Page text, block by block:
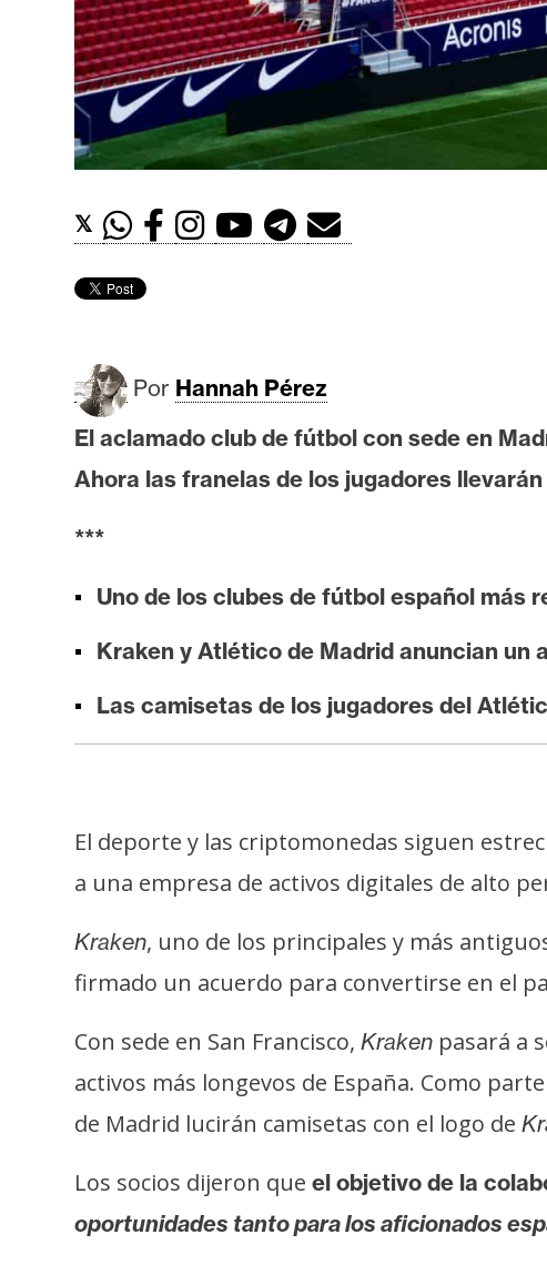
t
h
e
r
e
u
I
A
n
á
l
s
s
o
t
d
e
P
e
n
a
T
m
s
𝕏
Por Hannah Pérez
El aclamado club de fútbol con sede en
Ahora las franelas de los jugadores
***
Uno de los clubes de fútbol español más
Kraken y Atlético de Madrid anuncian un
Las camisetas de los jugadores del
El deporte y las criptomonedas siguen
a una empresa de activos digitales de alto
Kraken, uno de los principales y más
firmado un acuerdo para convertirse en el
Con sede en San Francisco, Kraken pasará a
activos más longevos de España. Como
de Madrid lucirán camisetas con el logo de
Los socios dijeron que el objetivo de la
oportunidades tanto para los aficionados